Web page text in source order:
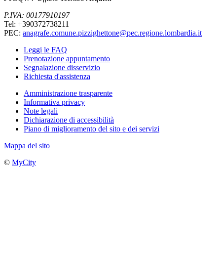
P.IVA: 00177910197
Tel: +390372738211
PEC: anagrafe.comune.pizzighettone@pec.regione.lombardia.it
Leggi le FAQ
Prenotazione appuntamento
Segnalazione disservizio
Richiesta d'assistenza
Amministrazione trasparente
Informativa privacy
Note legali
Dichiarazione di accessibilità
Piano di miglioramento del sito e dei servizi
Mappa del sito
© MyCity